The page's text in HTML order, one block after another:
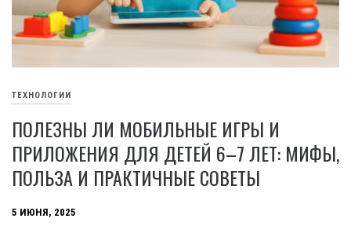
ТЕХНОЛОГИИ
ПОЛЕЗНЫ ЛИ МОБИЛЬНЫЕ ИГРЫ И
ПРИЛОЖЕНИЯ ДЛЯ ДЕТЕЙ 6–7 ЛЕТ: МИФЫ,
ПОЛЬЗА И ПРАКТИЧНЫЕ СОВЕТЫ
5 ИЮНЯ, 2025